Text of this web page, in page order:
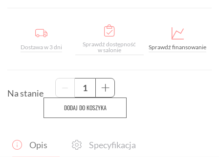
Dostawa w 3 dni
Sprawdź dostępność
w salonie
Sprawdź finansowanie
Na stanie -
ilość
Pedały
Trek
Kovee
9/16
cala
+
DODAJ DO KOSZYKA
Opis Specyfikacja